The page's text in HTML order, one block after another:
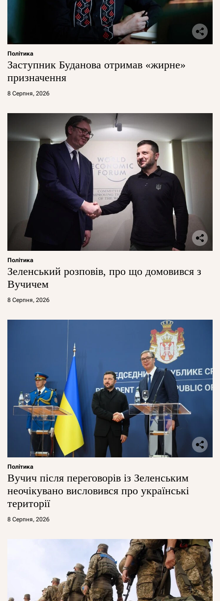
Політика
Заступник Буданова отримав «жирне»
призначення
8 Серпня, 2026
Політика
Зеленський розповів, про що домовився з
Вучичем
8 Серпня, 2026
Політика
Вучич після переговорів із Зеленським
неочікувано висловився про українські
території
8 Серпня, 2026